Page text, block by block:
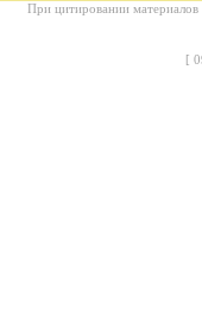
При цитировании материалов
[